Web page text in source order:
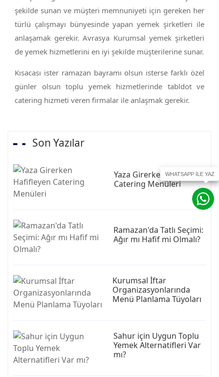
şekilde sunan ve müşteri memnuniyeti için gereken her
türlü çalışmayı bünyesinde yapan yemek şirketleri ile
anlaşamak gerekir. Avrasya Kurumsal yemek şirketleri
de yemek hizmetlerini en iyi şekilde müşterilerine sunar.
Kısacası ister ramazan bayramı olsun isterse farklı özel
günler olsun toplu yemek hizmetlerinde tabldot ve
catering hizmeti veren firmalar ile anlaşmak gerekir.
Son Yazılar
Yaza Girerken Hafifleyen
Catering Menüleri
Ramazan'da Tatlı Seçimi:
Ağır mı Hafif mi Olmalı?
Kurumsal İftar
Organizasyonlarında
Menü Planlama Tüyoları
Sahur için Uygun Toplu
Yemek Alternatifleri Var
mı?